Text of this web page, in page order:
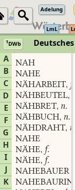
Adelung
LmL
1DWb
A
B
C
D
E
F
G
H
I
J
K
NAH
NAHE
NÄHARBEIT, f.
NÄHBEUTEL,
NÄHBRET, n.
NÄHBUCH, n.
NÄHDRAHT, m.
NAHE
NÄHE, f.
NÄHE, f.
NAHEBAUER
NAHEBAURIN